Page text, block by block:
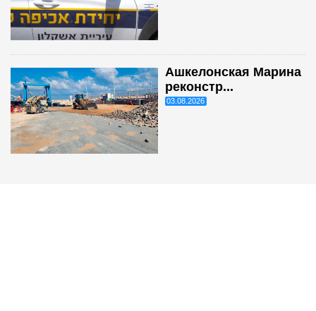
Ашкелонская Марина
реконстр...
03.08.2026